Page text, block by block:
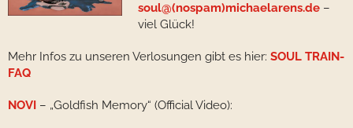
soul@(nospam)michaelarens.de –
viel Glück!
Mehr Infos zu unseren Verlosungen gibt es hier: SOUL TRAIN-
FAQ
NOVI – „Goldfish Memory“ (Official Video):